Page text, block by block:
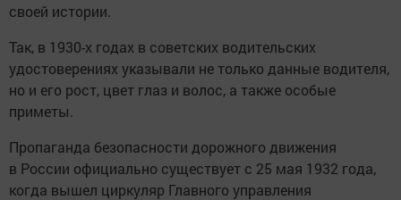
своей истории.
Так, в 1930-х годах в советских водительских
удостоверениях указывали не только данные водителя,
но и его рост, цвет глаз и волос, а также особые
приметы.
Пропаганда безопасности дорожного движения
в России официально существует с 25 мая 1932 года,
когда вышел циркуляр Главного управления